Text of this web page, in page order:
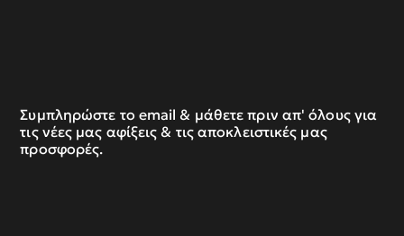
Συμπληρώστε το email & μάθετε πριν απ' όλους για
τις νέες μας αφίξεις & τις αποκλειστικές μας
προσφορές.